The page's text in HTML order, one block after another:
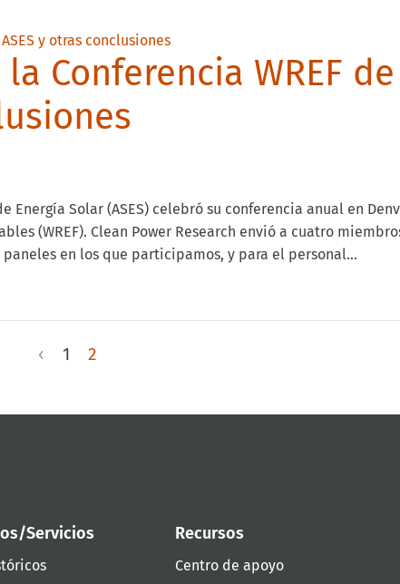
Conferencia WREF de
Energía Solar (ASES) celebró su conferencia anual en
(WREF). Clean Power Research envió a cuatro
en los que participamos, y para el personal...
‹ 1 2
Servicios Recursos
Centro de apoyo